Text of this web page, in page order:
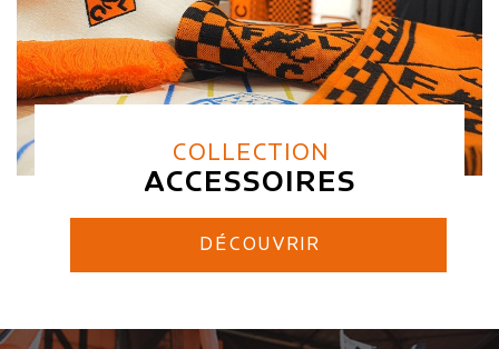
COLLECTION
ACCESSOIRES
DÉCOUVRIR